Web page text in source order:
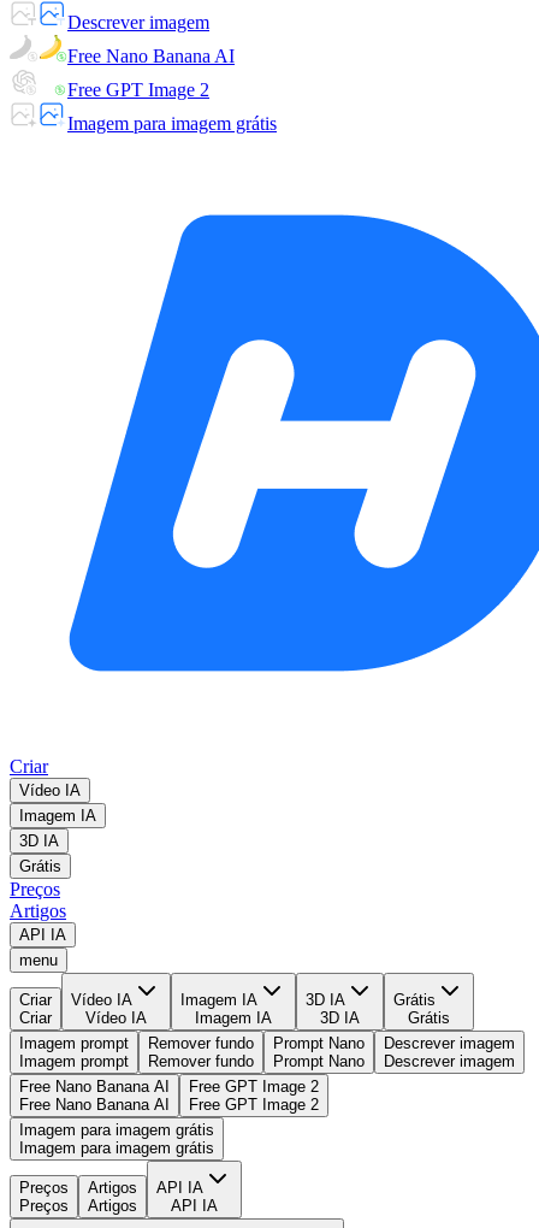
Descrever imagem
Free Nano Banana AI
Free GPT Image 2
Imagem para imagem grátis
Criar
Vídeo IA
Imagem IA
3D IA
Grátis
Preços
Artigos
API IA
menu
Criar
Criar
Vídeo IA
Vídeo IA
Imagem IA
Imagem IA
3D IA
3D IA
Grátis
Grátis
Imagem prompt
Imagem prompt
Remover fundo
Remover fundo
Prompt Nano
Prompt Nano
Descrever imagem
Descrever imagem
Free Nano Banana AI
Free Nano Banana AI
Free GPT Image 2
Free GPT Image 2
Imagem para imagem grátis
Imagem para imagem grátis
Preços
Preços
Artigos
Artigos
API IA
API IA